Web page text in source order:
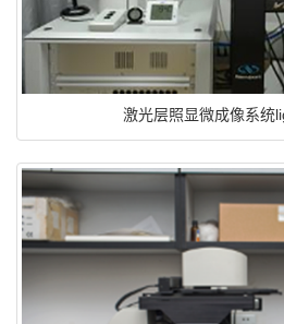
激光层照显微成像系统